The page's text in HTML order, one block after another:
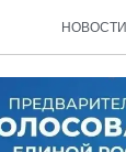
НОВОСТИ